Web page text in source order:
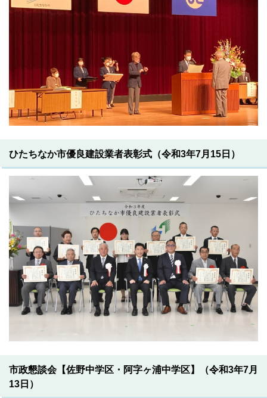
ひたちなか市優良建設業者表彰式（令和3年7月15日）
市政懇談会【佐野中学区・阿字ヶ浦中学区】（令和3年7月
13日）